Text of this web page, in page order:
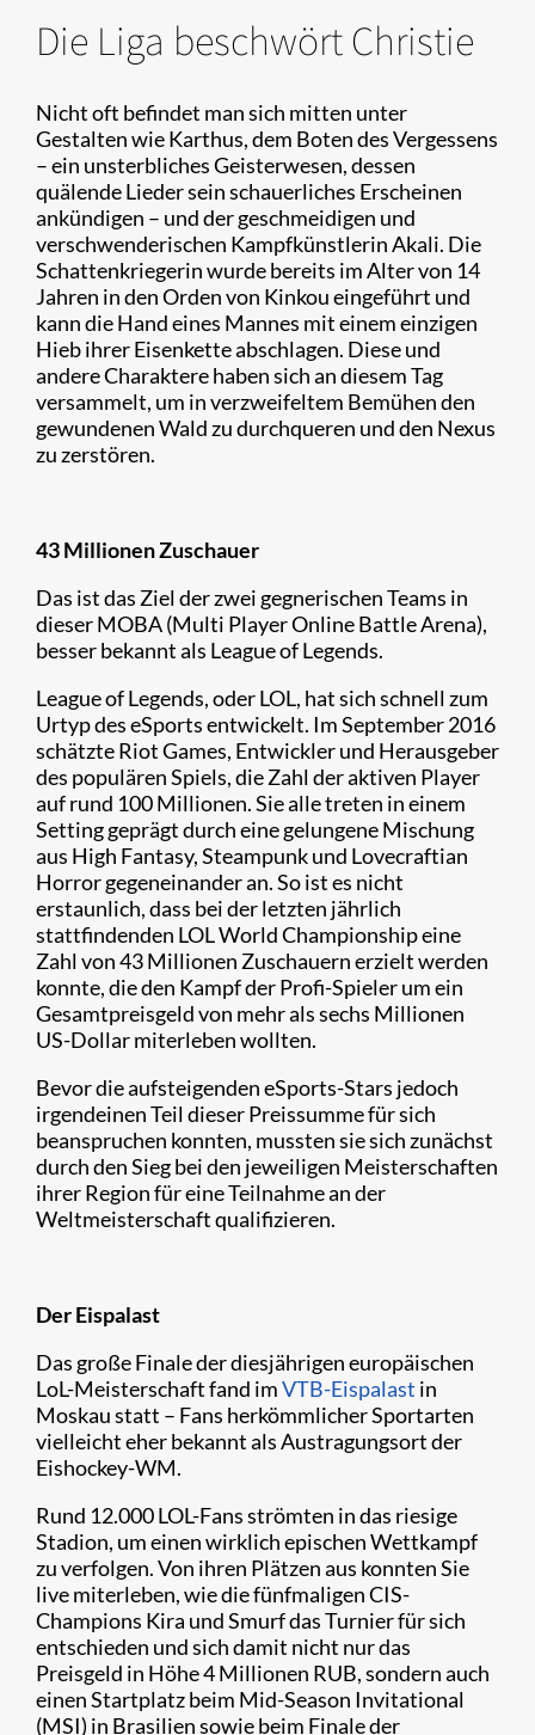
Die Liga beschwört Christie
Nicht oft befindet man sich mitten unter
Gestalten wie Karthus, dem Boten des Vergessens
– ein unsterbliches Geisterwesen, dessen
quälende Lieder sein schauerliches Erscheinen
ankündigen – und der geschmeidigen und
verschwenderischen Kampfkünstlerin Akali. Die
Schattenkriegerin wurde bereits im Alter von 14
Jahren in den Orden von Kinkou eingeführt und
kann die Hand eines Mannes mit einem einzigen
Hieb ihrer Eisenkette abschlagen. Diese und
andere Charaktere haben sich an diesem Tag
versammelt, um in verzweifeltem Bemühen den
gewundenen Wald zu durchqueren und den Nexus
zu zerstören.
43 Millionen Zuschauer
Das ist das Ziel der zwei gegnerischen Teams in
dieser MOBA (Multi Player Online Battle Arena),
besser bekannt als League of Legends.
League of Legends, oder LOL, hat sich schnell zum
Urtyp des eSports entwickelt. Im September 2016
schätzte Riot Games, Entwickler und Herausgeber
des populären Spiels, die Zahl der aktiven Player
auf rund 100 Millionen. Sie alle treten in einem
Setting geprägt durch eine gelungene Mischung
aus High Fantasy, Steampunk und Lovecraftian
Horror gegeneinander an. So ist es nicht
erstaunlich, dass bei der letzten jährlich
stattfindenden LOL World Championship eine
Zahl von 43 Millionen Zuschauern erzielt werden
konnte, die den Kampf der Profi-Spieler um ein
Gesamtpreisgeld von mehr als sechs Millionen
US-Dollar miterleben wollten.
Bevor die aufsteigenden eSports-Stars jedoch
irgendeinen Teil dieser Preissumme für sich
beanspruchen konnten, mussten sie sich zunächst
durch den Sieg bei den jeweiligen Meisterschaften
ihrer Region für eine Teilnahme an der
Weltmeisterschaft qualifizieren.
Der Eispalast
Das große Finale der diesjährigen europäischen
LoL-Meisterschaft fand imVTB-Eispalast in
Moskau statt – Fans herkömmlicher Sportarten
vielleicht eher bekannt als Austragungsort der
Eishockey-WM.
Rund 12.000 LOL-Fans strömten in das riesige
Stadion, um einen wirklich epischen Wettkampf
zu verfolgen. Von ihren Plätzen aus konnten Sie
live miterleben, wie die fünfmaligen CIS-
Champions Kira und Smurf das Turnier für sich
entschieden und sich damit nicht nur das
Preisgeld in Höhe 4 Millionen RUB, sondern auch
einen Startplatz beim Mid-Season Invitational
(MSI) in Brasilien sowie beim Finale der